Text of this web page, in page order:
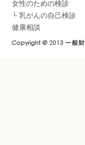
女性のための検診
└ 乳がんの自己検診
健康相談